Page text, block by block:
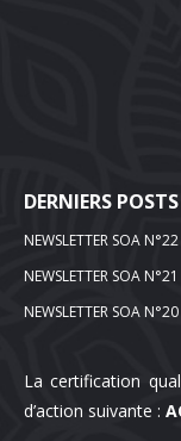
DERNIERS POSTS
NEWSLETTER SOA
NEWSLETTER SOA
NEWSLETTER SOA
La certification
d’action suivante :